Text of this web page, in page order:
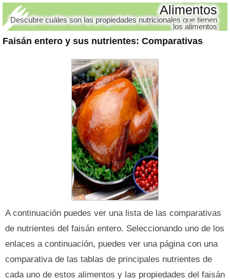
Faisán entero y sus nutrientes: Comparativas
Alimentos
Descubre cuáles son las propiedades nutricionales que tienen
los alimentos
A continuación puedes ver una lista de las comparativas
de nutrientes del faisán entero. Seleccionando uno de los
enlaces a continuación, puedes ver una página con una
comparativa de las tablas de principales nutrientes de
cada uno de estos alimentos y las propiedades del faisán